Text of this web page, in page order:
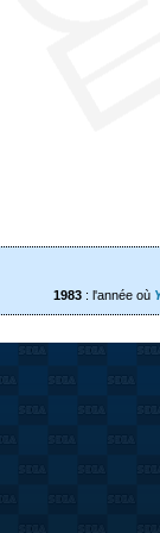
1983: l'année où